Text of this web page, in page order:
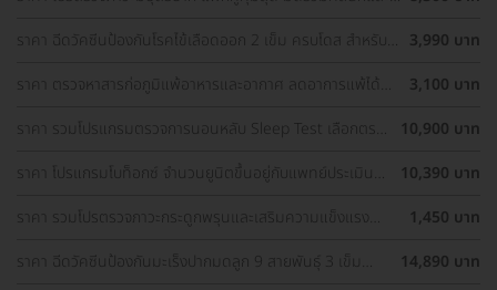
ราคา ฉีดวัคซีนป้องกันโรคไข้เลือดออก 2 เข็ม ครบโดส สำหรับผู้ 3,990 บาท
ราคา ตรวจหาสารก่อภูมิแพ้อาหารและอากาศ ลดอาการแพ้ได้
3,100 บาท
ราคา รวมโปรแกรมตรวจการนอนหลับ Sleep Test เลือกตรวจ
10,900 บาท
ราคา ​โปรแกรมโบท็อกซ์ จำนวนยูนิตขึ้นอยู่กับแพทย์ประเมิน
10,390 บาท
ราคา รวมโปรตรวจภาวะกระดูกพรุนและเสริมความแข็งแรง
1,450 บาท
ราคา ฉีดวัคซีนป้องกันมะเร็งปากมดลูก 9 สายพันธุ์ 3 เข็ม
14,890 บาท